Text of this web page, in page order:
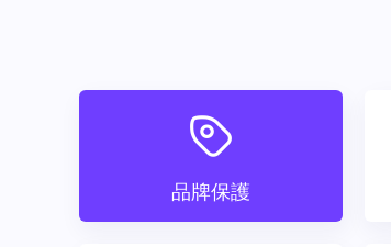
品牌保護